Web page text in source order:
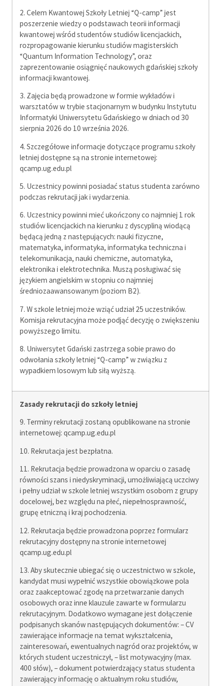
2. Celem Kwantowej Szkoły Letniej “Q-camp” jest
poszerzenie wiedzy o podstawach teorii informacji
kwantowej wśród studentów studiów licencjackich,
rozpropagowanie kierunku studiów magisterskich
“Quantum Information Technology”, oraz
zaprezentowanie osiągnięć naukowych gdańskiej szkoły
informacji kwantowej.
3. Zajęcia będą prowadzone w formie wykładów i
warsztatów w trybie stacjonarnym w budynku Instytutu
Informatyki Uniwersytetu Gdańskiego w dniach od 30
sierpnia 2026 do 10 września 2026.
4. Szczegółowe informacje dotyczące programu szkoły
letniej dostępne są na stronie internetowej:
qcamp.ug.edu.pl
5. Uczestnicy powinni posiadać status studenta zarówno
podczas rekrutacji jak i wydarzenia.
6. Uczestnicy powinni mieć ukończony co najmniej 1 rok
studiów licencjackich na kierunku z dyscypliną wiodącą
będącą jedną z następujących: nauki fizyczne,
matematyka, informatyka, informatyka techniczna i
telekomunikacja, nauki chemiczne, automatyka,
elektronika i elektrotechnika. Muszą posługiwać się
językiem angielskim w stopniu co najmniej
średniozaawansowanym (poziom B2).
7. W szkole letniej może wziąć udział 25 uczestników.
Komisja rekrutacyjna może podjąć decyzję o zwiększeniu
powyższego limitu.
8. Uniwersytet Gdański zastrzega sobie prawo do
odwołania szkoły letniej “Q-camp” w związku z
wypadkiem losowym lub siłą wyższą.
Zasady rekrutacji do szkoły letniej
9. Terminy rekrutacji zostaną opublikowane na stronie
internetowej: qcamp.ug.edu.pl
10. Rekrutacja jest bezpłatna.
11. Rekrutacja będzie prowadzona w oparciu o zasadę
równości szans i niedyskryminacji, umożliwiającą uczciwy
i pełny udział w szkole letniej wszystkim osobom z grupy
docelowej, bez względu na płeć, niepełnosprawność,
grupę etniczną i kraj pochodzenia.
12. Rekrutacja będzie prowadzona poprzez formularz
rekrutacyjny dostępny na stronie internetowej
qcamp.ug.edu.pl
13. Aby skutecznie ubiegać się o uczestnictwo w szkole,
kandydat musi wypełnić wszystkie obowiązkowe pola
oraz zaakceptować zgodę na przetwarzanie danych
osobowych oraz inne klauzule zawarte w formularzu
rekrutacyjnym. Dodatkowo wymagane jest dołączenie
podpisanych skanów następujących dokumentów: – CV
zawierające informacje na temat wykształcenia,
zainteresowań, ewentualnych nagród oraz projektów, w
których student uczestniczył, – list motywacyjny (max.
400 słów), – dokument potwierdzający status studenta
zawierający informację o aktualnym roku studiów,